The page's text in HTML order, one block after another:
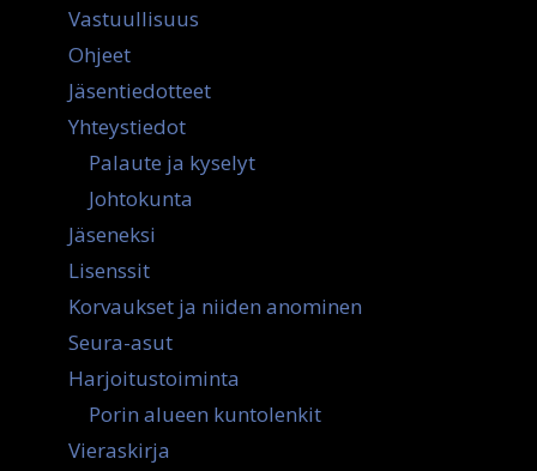
Vastuullisuus
Ohjeet
Jäsentiedotteet
Yhteystiedot
Palaute ja kyselyt
Johtokunta
Jäseneksi
Lisenssit
Korvaukset ja niiden anominen
Seura-asut
Harjoitustoiminta
Porin alueen kuntolenkit
Vieraskirja